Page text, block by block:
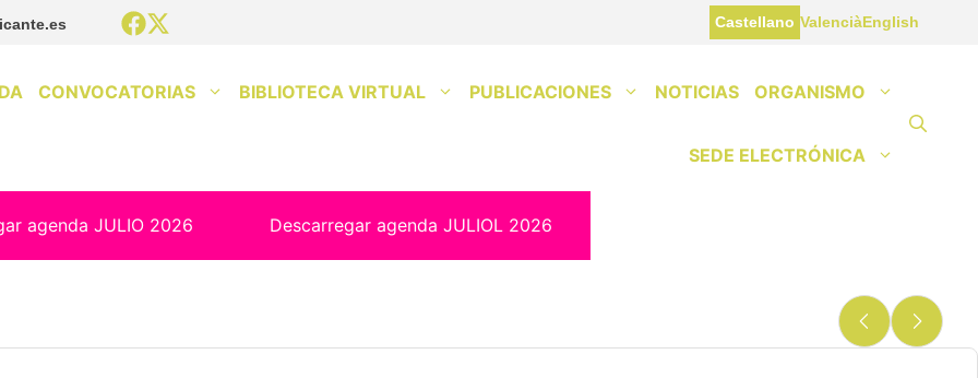
Castellano ValenciàEnglish
CONVOCATORIAS BIBLIOTECA VIRTUAL PUBLICACIONES NOTICIAS ORGANISMO
SEDE ELECTRÓNICA
agenda JULIO 2026 Descarregar agenda JULIOL 2026